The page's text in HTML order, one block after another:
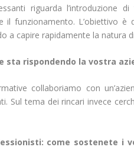
riguarda l’introduzione
il funzionamento. L’obiettivo
a capire rapidamente la natura
sta rispondendo la vostra
collaboriamo con
Sul tema dei rincari invece
come sostenete